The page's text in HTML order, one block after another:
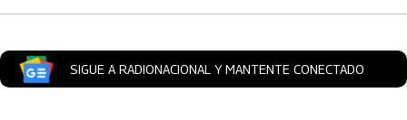
SIGUE A RADIONACIONAL Y MANTENTE CONECTADO